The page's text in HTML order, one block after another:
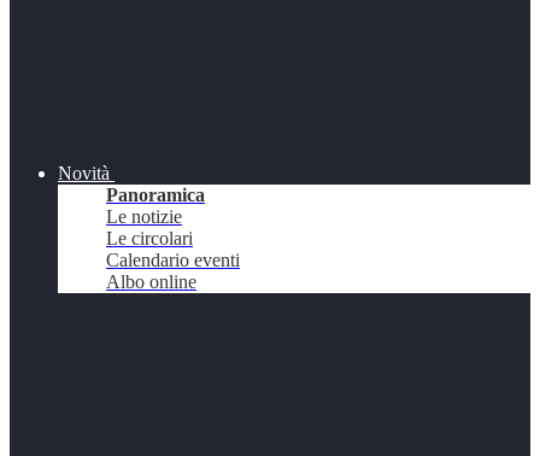
Novità
Panoramica
Le notizie
Le circolari
Calendario eventi
Albo online